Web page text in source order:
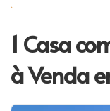
1 Casa
à Venda